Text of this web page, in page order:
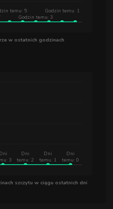
temu: 5
Godzin temu: 3
Godzin temu: 1
w ostatnich godzinach
3
Dni
temu: 2
Dni
temu: 1
Dni
temu: 0
Dni
szczytu w ciągu ostatnich dni